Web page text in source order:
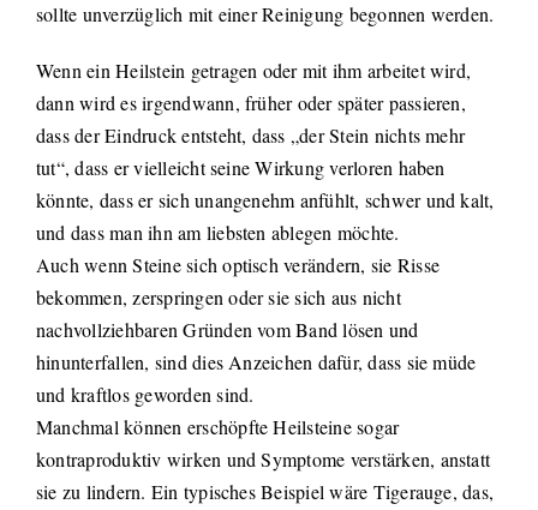
sollte unverzüglich mit einer Reinigung begonnen werden.
Wenn ein Heilstein getragen oder mit ihm arbeitet wird,
dann wird es irgendwann, früher oder später passieren,
dass der Eindruck entsteht, dass „der Stein nichts mehr
tut“, dass er vielleicht seine Wirkung verloren haben
könnte, dass er sich unangenehm anfühlt, schwer und kalt,
und dass man ihn am liebsten ablegen möchte.
Auch wenn Steine sich optisch verändern, sie Risse
bekommen, zerspringen oder sie sich aus nicht
nachvollziehbaren Gründen vom Band lösen und
hinunterfallen, sind dies Anzeichen dafür, dass sie müde
und kraftlos geworden sind.
Manchmal können erschöpfte Heilsteine sogar
kontraproduktiv wirken und Symptome verstärken, anstatt
sie zu lindern. Ein typisches Beispiel wäre Tigerauge, das,